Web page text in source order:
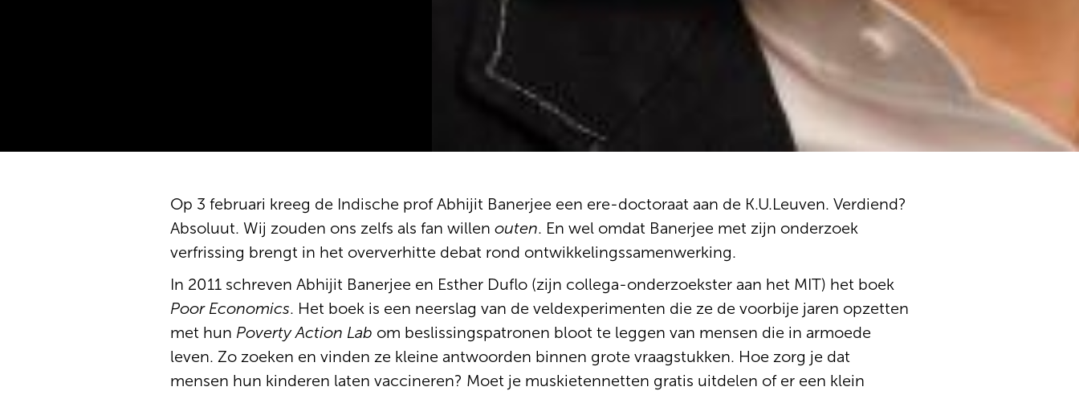
Op 3 februari kreeg de Indische prof Abhijit Banerjee een ere-doctoraat aan de K.U.Leuven. Verdiend?
Absoluut. Wij zouden ons zelfs als fan willen outen. En wel omdat Banerjee met zijn onderzoek
verfrissing brengt in het oververhitte debat rond ontwikkelingssamenwerking.
In 2011 schreven Abhijit Banerjee en Esther Duflo (zijn collega-onderzoekster aan het MIT) het boek
Poor Economics. Het boek is een neerslag van de veldexperimenten die ze de voorbije jaren opzetten
met hun Poverty Action Lab om beslissingspatronen bloot te leggen van mensen die in armoede
leven. Zo zoeken en vinden ze kleine antwoorden binnen grote vraagstukken. Hoe zorg je dat
mensen hun kinderen laten vaccineren? Moet je muskietennetten gratis uitdelen of er een klein